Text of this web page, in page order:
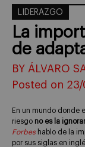
LIDERAZGO
La
de
BY ÁLVARO
Posted on
En un mundo donde
riesgo no es la
Forbes hablo de la
por sus siglas en